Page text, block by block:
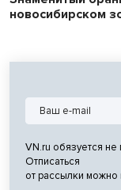
новосибирском
VN.ru обязуется
Отписаться
от рассылки